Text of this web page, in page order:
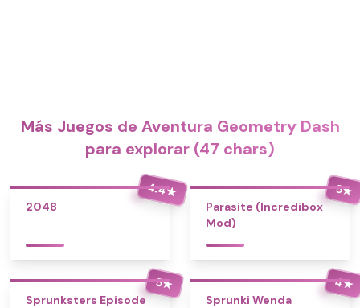
Más Juegos de Aventura Geometry Dash
para explorar (47 chars)
4.4★
2048
5★
Parasite (Incredibox
Mod)
5★
Sprunksters Episode
4★
Sprunki Wenda